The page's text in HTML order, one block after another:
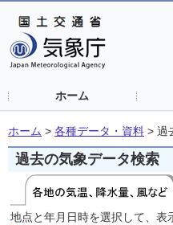
ホーム
ホーム > 各種データ・資料 > 過
過去の気象データ検索
地点と年月日時を選択して、